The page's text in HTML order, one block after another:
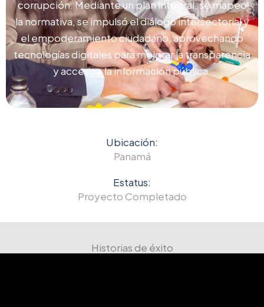
corrupción. Mediante un plan integral, se mapeó
la normativa, se impulsó el diálogo intersectorial y
el empoderamiento ciudadano, aprovechando
tecnologías digitales para mejorar la transparencia
y acceso a la información pública.
Ubicación:
Panamá
Estatus:
Proyecto Completado
Historias de éxito